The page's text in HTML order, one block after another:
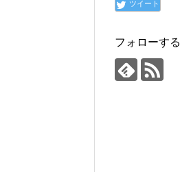
ツイート
フォローする